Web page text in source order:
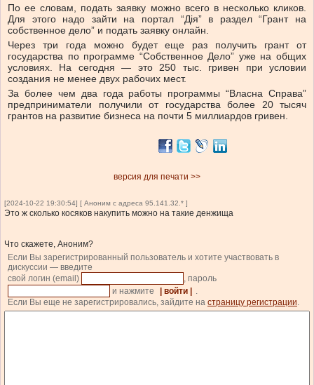
По ее словам, подать заявку можно всего в несколько кликов.
Для этого надо зайти на портал “Дія” в раздел “Грант на
собственное дело” и подать заявку онлайн.
Через три года можно будет еще раз получить грант от
государства по программе “Собственное Дело” уже на общих
условиях. На сегодня — это 250 тыс. гривен при условии
создания не менее двух рабочих мест.
За более чем два года работы программы “Власна Справа”
предприниматели получили от государства более 20 тысяч
грантов на развитие бизнеса на почти 5 миллиардов гривен.
версия для печати >>
[2024-10-22 19:30:54] [ Аноним с адреса 95.141.32.* ]
Это ж сколько косяков накупить можно на такие денжища
Что скажете, Аноним?
Если Вы зарегистрированный пользователь и хотите участвовать в
дискуссии — введите
свой логин (email)
, пароль
и нажмите
| войти |
.
Если Вы еще не зарегистрировались, зайдите на страницу регистрации.